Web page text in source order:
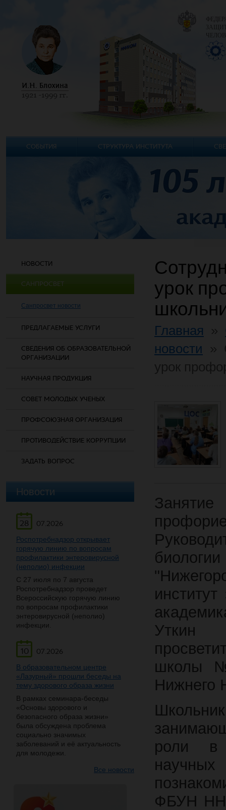
НОВОСТИ
САНПРОСВЕТ
Санпросвет новости
ПРЕДЛАГАЕМЫЕ УСЛУГИ
СВЕДЕНИЯ ОБ ОБРАЗОВАТЕЛЬНОЙ
ОРГАНИЗАЦИИ
НАУЧНАЯ ПРОДУКЦИЯ
СОВЕТ МОЛОДЫХ УЧЕНЫХ
ПРОФСОЮЗНАЯ ОРГАНИЗАЦИЯ
ПРОТИВОДЕЙСТВИЕ КОРРУПЦИИ
ЗАДАТЬ ВОПРОС
Новости
28
07.2026
Роспотребнадзор открывает
горячую линию по вопросам
профилактики энтеровирусной
(неполио) инфекции
С 27 июля по 7 августа
Роспотребнадзор проведет
Всероссийскую горячую линию
по вопросам профилактики
энтеровирусной (неполио)
инфекции.
10
07.2026
В образовательном центре
«Лазурный» прошли беседы на
тему здорового образа жизни
В рамках семинара-беседы
«Основы здорового и
безопасного образа жизни»
была обсуждена проблема
социально значимых
заболеваний и её актуальность
для молодежи.
Все новости
урок
Главная
новости
Уткин
школы №
Нижнего
роли в
ФБУН
СОБЫТИЯ СТРУКТУРА ИНСТИТУТА